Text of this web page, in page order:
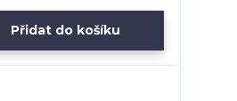
Přidat do košíku